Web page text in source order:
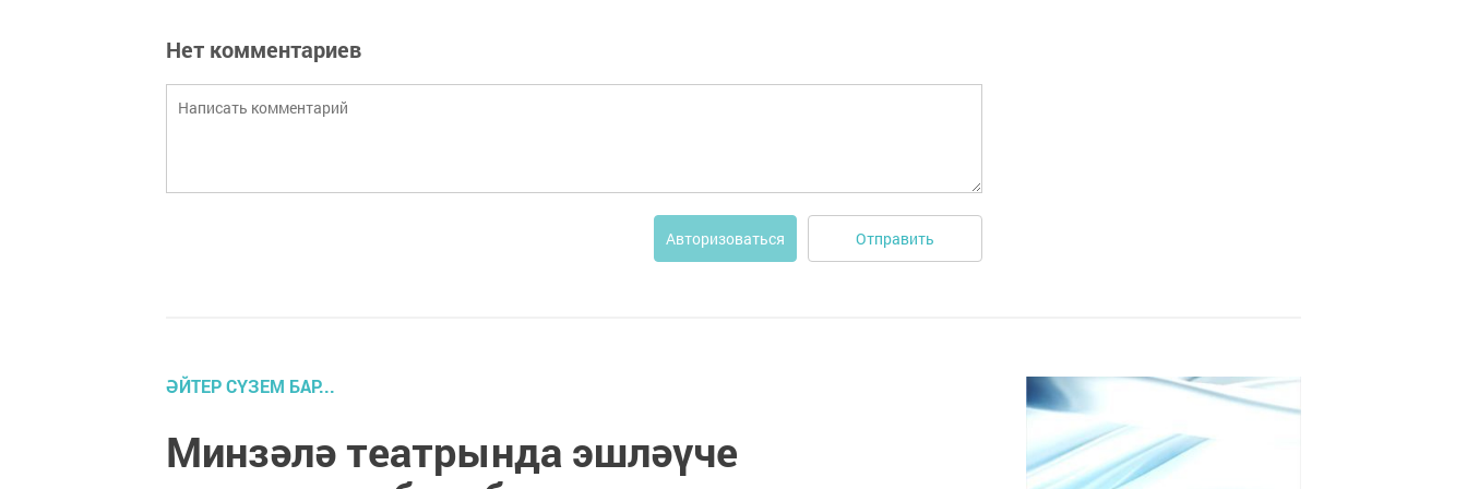
Нет комментариев
Авторизоваться Отправить
ӘЙТЕР СҮЗЕМ БАР...
Минзәлә театрында эшләүче